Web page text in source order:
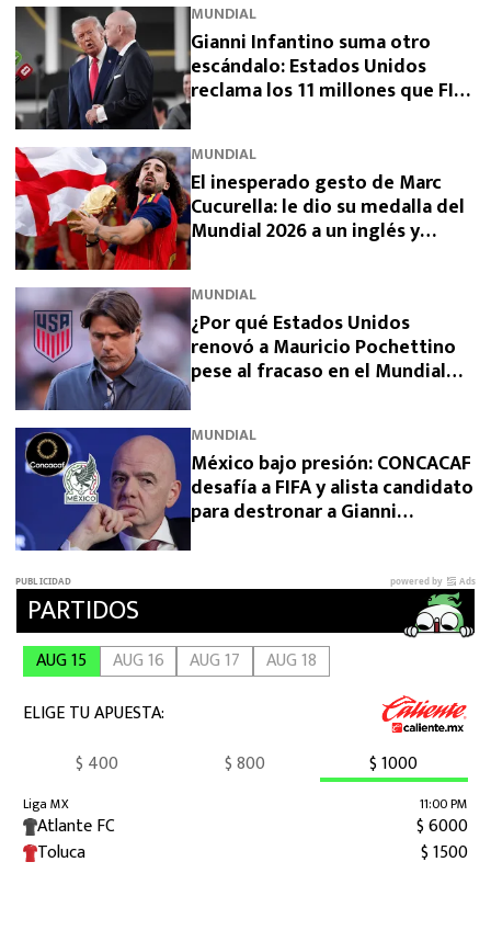
MUNDIAL
Gianni Infantino suma otro
escándalo: Estados Unidos
reclama los 11 millones que FIFA
MUNDIAL
El inesperado gesto de Marc
Cucurella: le dio su medalla del
Mundial 2026 a un inglés y
MUNDIAL
¿Por qué Estados Unidos
renovó a Mauricio Pochettino
pese al fracaso en el Mundial
MUNDIAL
México bajo presión: CONCACAF
desafía a FIFA y alista candidato
para destronar a Gianni